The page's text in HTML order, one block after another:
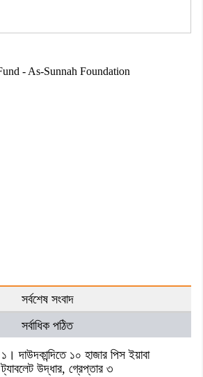
সর্বশেষ সংবাদ
সর্বাধিক পঠিত
১। দাউদকান্দিতে ১০ হাজার পিস ইয়াবা
ট্যাবলেট উদ্ধার, গ্রেপ্তার ৩